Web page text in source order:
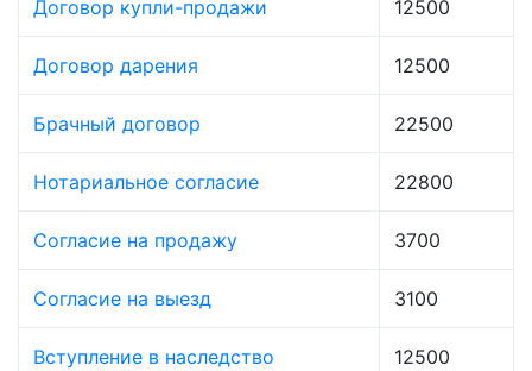
Договор купли-продажи 12500
Договор дарения 12500
Брачный договор 22500
Нотариальное согласие 22800
Согласие на продажу 3700
Согласие на выезд 3100
Вступление в наследство 12500